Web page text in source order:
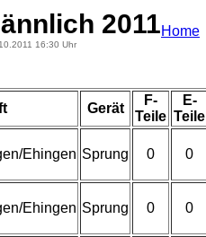
2011
16:30 Uhr
Home
Gerät
F-
Teile
E-
Teile
Ehingen Sprung 0 0
Ehingen Sprung 0 0